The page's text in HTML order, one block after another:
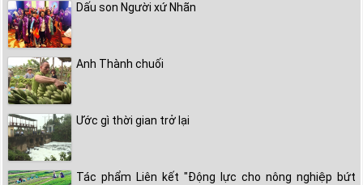
Dấu son Người xứ Nhãn
Anh Thành chuối
Ước gì thời gian trở lại
Tác phẩm Liên kết "Động lực cho nông nghiệp bứt